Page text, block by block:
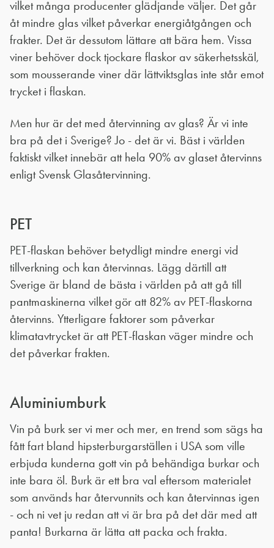
vilket många producenter glädjande väljer. Det går
åt mindre glas vilket påverkar energiåtgången och
frakter. Det är dessutom lättare att bära hem. Vissa
viner behöver dock tjockare flaskor av säkerhetsskäl,
som mousserande viner där lättviktsglas inte står emot
trycket i flaskan.
Men hur är det med återvinning av glas? Är vi inte
bra på det i Sverige? Jo - det är vi. Bäst i världen
faktiskt vilket innebär att hela 90% av glaset återvinns
enligt Svensk Glasåtervinning.
PET
PET-flaskan behöver betydligt mindre energi vid
tillverkning och kan återvinnas. Lägg därtill att
Sverige är bland de bästa i världen på att gå till
pantmaskinerna vilket gör att 82% av PET-flaskorna
återvinns. Ytterligare faktorer som påverkar
klimatavtrycket är att PET-flaskan väger mindre och
det påverkar frakten.
Aluminiumburk
Vin på burk ser vi mer och mer, en trend som sägs ha
fått fart bland hipsterburgarställen i USA som ville
erbjuda kunderna gott vin på behändiga burkar och
inte bara öl. Burk är ett bra val eftersom materialet
som används har återvunnits och kan återvinnas igen
- och ni vet ju redan att vi är bra på det där med att
panta! Burkarna är lätta att packa och frakta.